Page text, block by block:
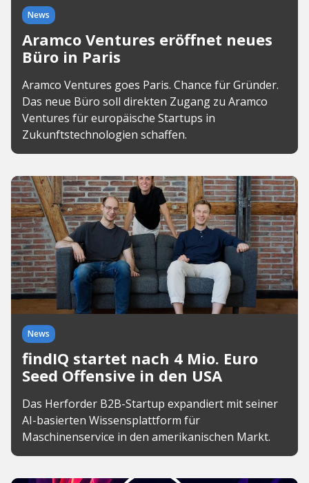
News
Aramco Ventures eröffnet neues
Büro in Paris
Aramco Ventures goes Paris. Chance für Gründer.
Das neue Büro soll direkten Zugang zu Aramco
Ventures für europäische Startups in
Zukunftstechnologien schaffen.
News
findIQ startet nach 4 Mio. Euro
Seed Offensive in den USA
Das Herforder B2B-Startup expandiert mit seiner
AI-basierten Wissensplattform für
Maschinenservice in den amerikanischen Markt.